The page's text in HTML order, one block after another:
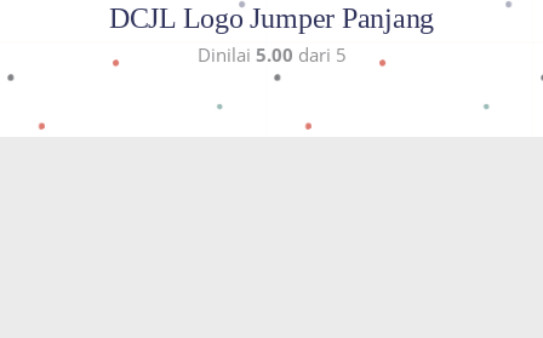
DCJL Logo Jumper Panjang
Dinilai 5.00 dari 5